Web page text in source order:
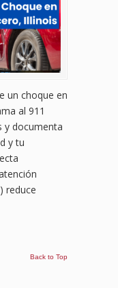
un choque en
al 911
y documenta
y tu
reduce
Back to Top